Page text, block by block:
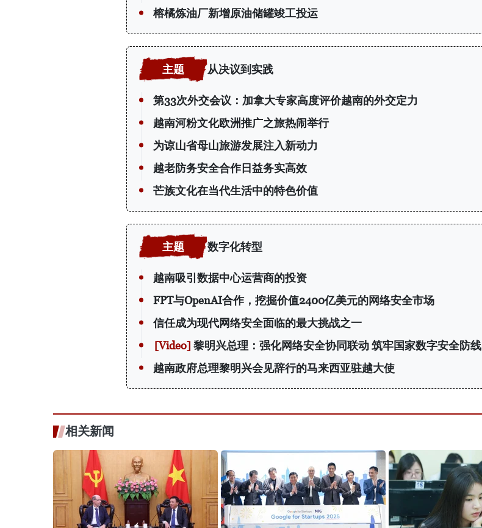
榕橘炼油厂新增原油储罐竣工投运
从决议到实践
第33次外交会议：加拿大专家高度评价越南的外交定力
越南河粉文化欧洲推广之旅热闹举行
为谅山省母山旅游发展注入新动力
越老防务安全合作日益务实高效
芒族文化在当代生活中的特色价值
数字化转型
越南吸引数据中心运营商的投资
FPT与OpenAI合作，挖掘价值2400亿美元的网络安全市场
信任成为现代网络安全面临的最大挑战之一
黎明兴总理：强化网络安全协同联动 筑牢国家数字安全防线
越南政府总理黎明兴会见辞行的马来西亚驻越大使
相关新闻